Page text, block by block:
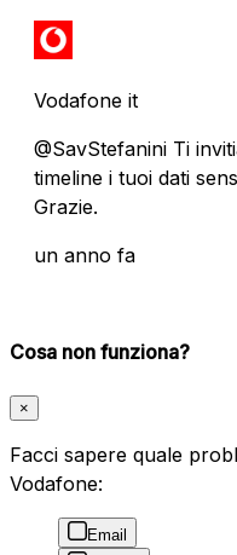
Vodafone it
@SavStefanini Ti
timeline i tuoi dati
Grazie.
un anno fa
Cosa non funziona?
×
Facci sapere quale
Vodafone:
Email